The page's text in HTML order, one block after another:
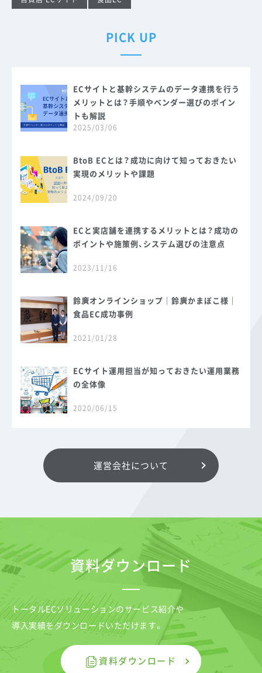
PICK UP
ECサイトと基幹システムのデータ連携を行う
メリットとは？手順やベンダー選びのポイン
トも解説
2025/03/06
BtoB ECとは？成功に向けて知っておきたい
実現のメリットや課題
2024/09/20
ECと実店舗を連携するメリットとは？成功の
ポイントや施策例、システム選びの注意点
2023/11/16
鈴廣オンラインショップ｜鈴廣かまぼこ様｜
食品EC成功事例
2021/01/28
ECサイト運用担当が知っておきたい運用業務
の全体像
2020/06/15
運営会社について
資料ダウンロード
トータルECソリューションのサービス紹介や
導入実績をダウンロードいただけます。
資料ダウンロード